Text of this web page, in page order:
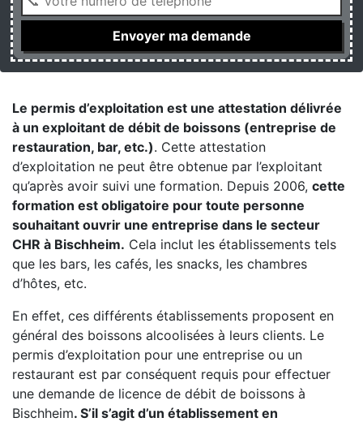
Le permis d’exploitation est une attestation délivrée
à un exploitant de débit de boissons (entreprise de
restauration, bar, etc.). Cette attestation
d’exploitation ne peut être obtenue par l’exploitant
qu’après avoir suivi une formation. Depuis 2006, cette
formation est obligatoire pour toute personne
souhaitant ouvrir une entreprise dans le secteur
CHR à Bischheim. Cela inclut les établissements tels
que les bars, les cafés, les snacks, les chambres
d’hôtes, etc.
En effet, ces différents établissements proposent en
général des boissons alcoolisées à leurs clients. Le
permis d’exploitation pour une entreprise ou un
restaurant est par conséquent requis pour effectuer
une demande de licence de débit de boissons à
Bischheim. S’il s’agit d’un établissement en